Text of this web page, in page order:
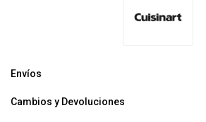
Envíos
Cambios y Devoluciones